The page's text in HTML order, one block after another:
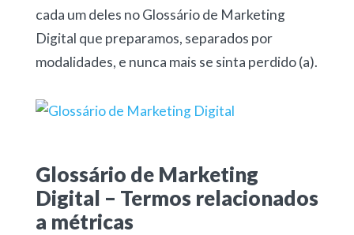
cada um deles no Glossário de Marketing
Digital que preparamos, separados por
modalidades, e nunca mais se sinta perdido (a).
Glossário de Marketing
Digital – Termos relacionados
a métricas